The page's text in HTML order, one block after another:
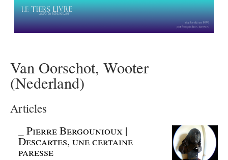
Van Oorschot, Wooter
(Nederland)
Articles
_Pierre Bergounioux |
Descartes, une certaine
paresse